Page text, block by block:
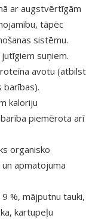
ar augstvērtīgām
tāpēc
sistēmu.
suņiem.
avotu (atbilst
barības).
kaloriju
piemērota arī
organisko
apmatojuma
%, mājputnu tauki,
kartupeļu